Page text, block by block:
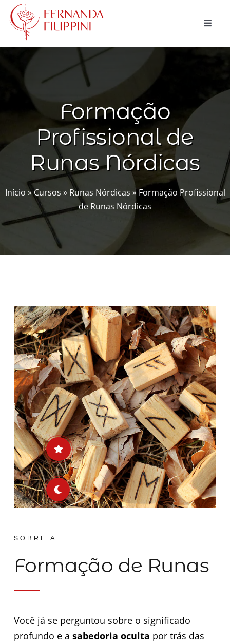
para
conteúdo
Toggle
CURSOS
CONSULTAS
MAGIA NATURAL
BLOG
LOJA
Buscar
resultados
Minha Conta
Formação
Profissional de
Runas Nórdicas
Início »Cursos » Runas Nórdicas »Formação Profissional
de Runas Nórdicas
SOBRE A
Formação de Runas
Você já se perguntou sobre o significado
profundo e a sabedoria oculta por trás das